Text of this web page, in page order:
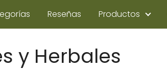
Reseñas Productos
y Herbales